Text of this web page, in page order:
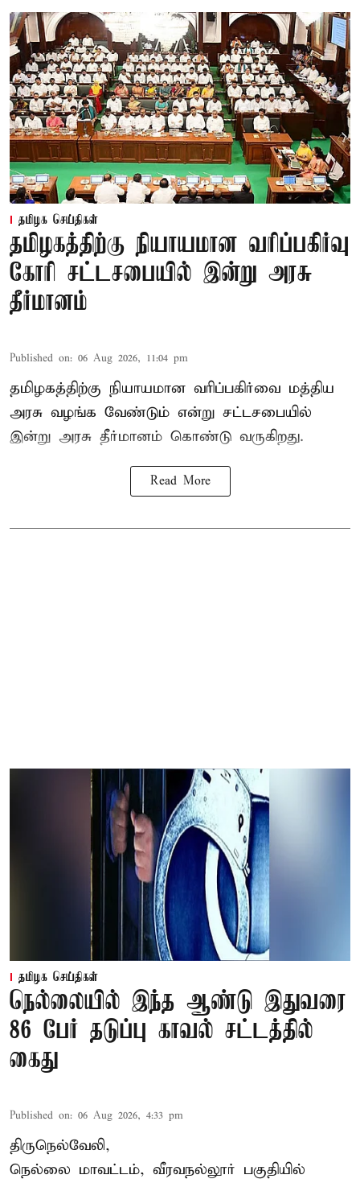
தமிழக செய்திகள்
தமிழகத்திற்கு நியாயமான வரிப்பகிர்வு
கோரி சட்டசபையில் இன்று அரசு
தீர்மானம்
Published on: 06 Aug 2026, 11:04 pm
தமிழகத்திற்கு நியாயமான வரிப்பகிர்வை மத்திய
அரசு வழங்க வேண்டும் என்று சட்டசபையில்
இன்று அரசு தீர்மானம் கொண்டு வருகிறது.
Read More
தமிழக செய்திகள்
நெல்லையில் இந்த ஆண்டு இதுவரை
86 பேர் தடுப்பு காவல் சட்டத்தில்
கைது
Published on: 06 Aug 2026, 4:33 pm
திருநெல்வேலி,
நெல்லை மாவட்டம், வீரவநல்லூர் பகுதியில்